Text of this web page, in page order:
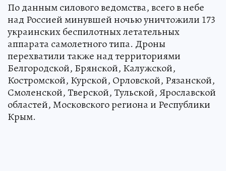
По данным силового ведомства, всего в небе
над Россией минувшей ночью уничтожили 173
украинских беспилотных летательных
аппарата самолетного типа. Дроны
перехватили также над территориями
Белгородской, Брянской, Калужской,
Костромской, Курской, Орловской, Рязанской,
Смоленской, Тверской, Тульской, Ярославской
областей, Московского региона и Республики
Крым.